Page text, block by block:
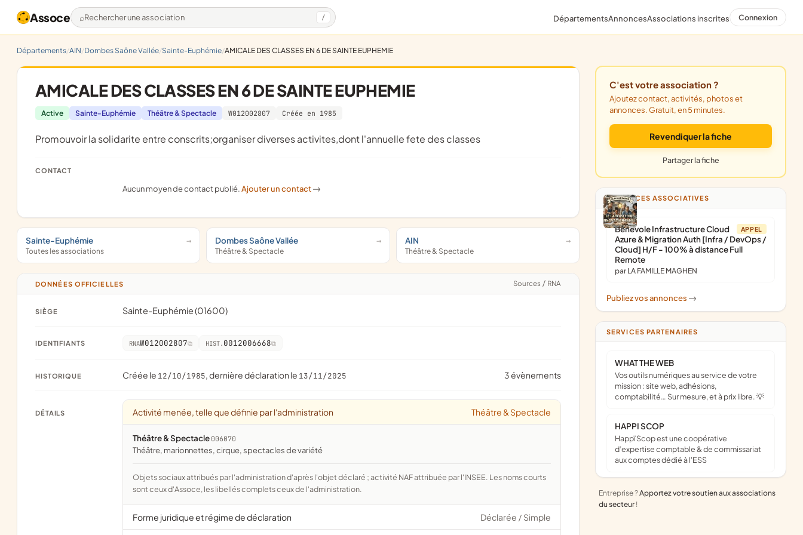
Assoce Rechercher une association / DépartementsAnnoncesAssociations inscrites Connexion
Départements AIN Dombes Saône Vallée Sainte-Euphémie AMICALE DES CLASSES EN 6 DE SAINTE EUPHEMIE
AMICALE DES CLASSES EN 6 DE SAINTE EUPHEMIE
Active Sainte-Euphémie Théâtre & Spectacle W012002807 Créée en 1985
promouvoir la solidarite entre conscrits;organiser diverses activites,dont l'annuelle fete des classes
CONTACT
Aucun moyen de contact publié.Ajouter un contact ->
Sainte-Euphémie
Toutes les associations
Dombes Saône Vallée
Théâtre & Spectacle
AIN
Théâtre & Spectacle
DONNÉES OFFICIELLES Sources / RNA
SIÈGE Sainte-Euphémie (01600)
IDENTIFIANTS RNAW012002807 HIST. 0012006668
HISTORIQUE Créée le 12/10/1985, dernière déclaration le 13/11/2025 3 évènements
DÉTAILS Activité menée, telle que définie par l'administration Théâtre & Spectacle
Théâtre & Spectacle 006070
théâtre, marionnettes, cirque, spectacles de variété
Objets sociaux attribués par l'administration d'après l'objet déclaré ; activité NAF attribuée par l'INSEE. Les noms courts
sont ceux d'Assoce, les libellés complets ceux de l'administration.
Forme juridique et régime de déclaration Déclarée / Simple
C'est votre association ?
Ajoutez contact, activités, photos et
annonces. Gratuit, en 5 minutes.
Revendiquer la fiche
Partager la fiche
ANNONCES ASSOCIATIVES
APPEL
Bénévole Infrastructure Cloud
Azure & Migration Auth [Infra / DevOps /
Cloud] H/F - 100% à distance Full
Remote
par LA FAMILLE MAGHEN
Publiez vos annonces ->
SERVICES PARTENAIRES
WHAT THE WEB
Vos outils numériques au service de votre
mission : site web, adhésions,
comptabilité… Sur mesure, et à prix libre. 💡
HAPPI SCOP
Happï Scop est une coopérative
d’expertise comptable & de commissariat
aux comptes dédié à l'ESS
Entreprise ?Apportez votre soutien aux associations
du secteur !